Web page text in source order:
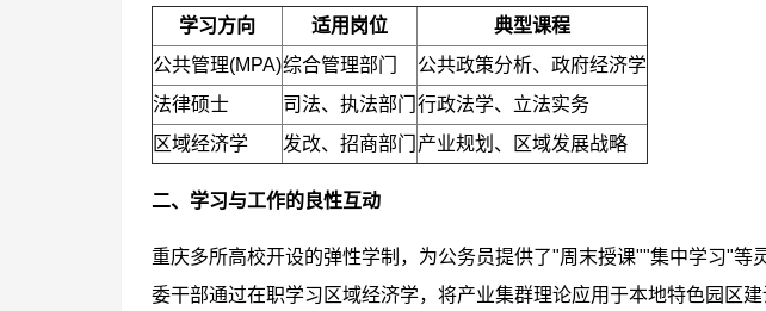
学习方向 适用岗位
典型课程
公共管理(MPA)综合管理部门
公共政策分析、政府经济学
法律硕士
司法、执法部门 行政法学、立法实务
区域经济学
发改、招商部门 产业规划、区域发展战略
二、学习与工作的良性互动
重庆多所高校开设的弹性学制，为公务员提供了"周末授课""集中学习"等
委干部通过在职学习区域经济学，将产业集群理论应用于本地特色园区